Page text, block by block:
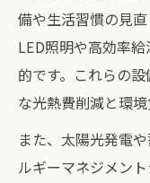
備や生活習慣の見
LED照明や高効率
的です。これらの
な光熱費削減と環境
また、太陽光発電
ルギーマネジメン